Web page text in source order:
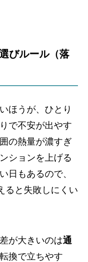
びルール（落
ほうが、ひとり
で不安が出やす
の熱量が濃すぎ
ションを上げる
日もあるので、
ると失敗しにくい
が大きいのは通
換で立ちやす